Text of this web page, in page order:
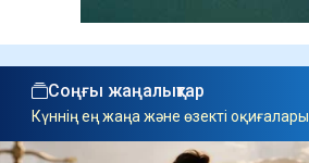
Соңғы жаңалықтар
Күннің ең жаңа және өзекті оқиғалары